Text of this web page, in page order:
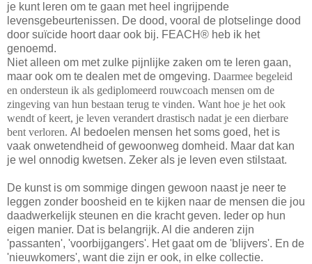
je kunt leren om te gaan met heel ingrijpende
levensgebeurtenissen. De dood, vooral de plotselinge dood
door suïcide hoort daar ook bij. FEACH® heb ik het
genoemd.
Niet alleen om met zulke pijnlijke zaken om te leren gaan,
maar ook om te dealen met de omgeving. Daarmee begeleid
en ondersteun ik als gediplomeerd rouwcoach mensen om de
zingeving van hun bestaan terug te vinden. Want hoe je het ook
wendt of keert, je leven verandert drastisch nadat je een dierbare
bent verloren. Al bedoelen mensen het soms goed, het is
vaak onwetendheid of gewoonweg domheid. Maar dat kan
je wel onnodig kwetsen. Zeker als je leven even stilstaat.
De kunst is om sommige dingen gewoon naast je neer te
leggen zonder boosheid en te kijken naar de mensen die jou
daadwerkelijk steunen en die kracht geven. Ieder op hun
eigen manier. Dat is belangrijk. Al die anderen zijn
'passanten', 'voorbijgangers'. Het gaat om de 'blijvers'. En de
'nieuwkomers', want die zijn er ook, in elke collectie.